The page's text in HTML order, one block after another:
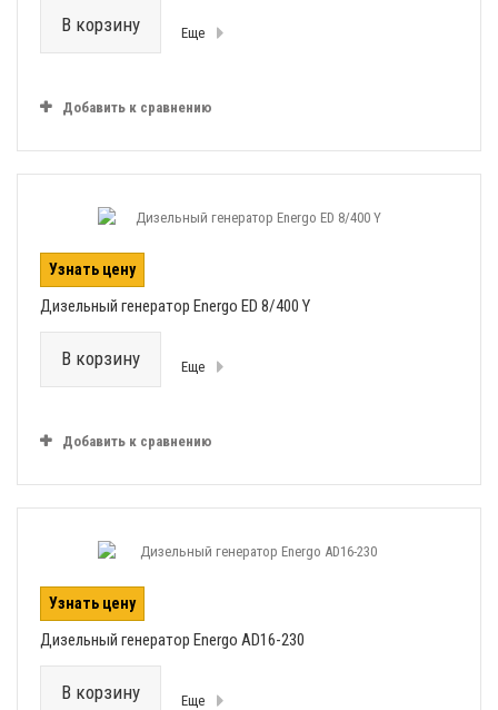
В корзину Еще
Добавить к сравнению
Узнать цену
Дизельный генератор Energo ED 8/400 Y
В корзину Еще
Добавить к сравнению
Узнать цену
Дизельный генератор Energo AD16-230
В корзину Еще